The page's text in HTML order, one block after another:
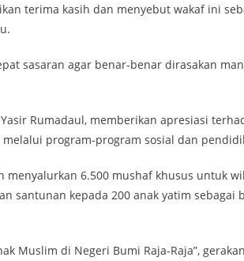
terima kasih dan menyebut wakaf ini
sasaran agar benar-benar dirasakan
Rumadaul, memberikan apresiasi
program-program sosial dan
6.500 mushaf khusus untuk
santunan kepada 200 anak yatim sebagai
Muslim di Negeri Bumi Raja-Raja”,